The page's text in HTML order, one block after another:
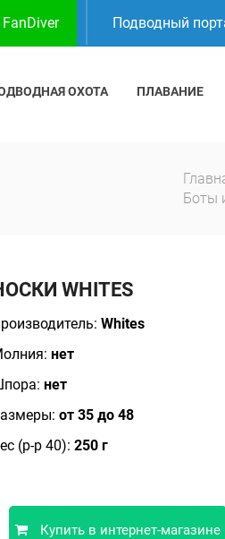
Подводный
ОХОТА ПЛАВАНИЕ
Боты
WHITES
Whites
нет
нет
от 35 до 48
(р-р 40): 250 г
Купить в интернет-магазине